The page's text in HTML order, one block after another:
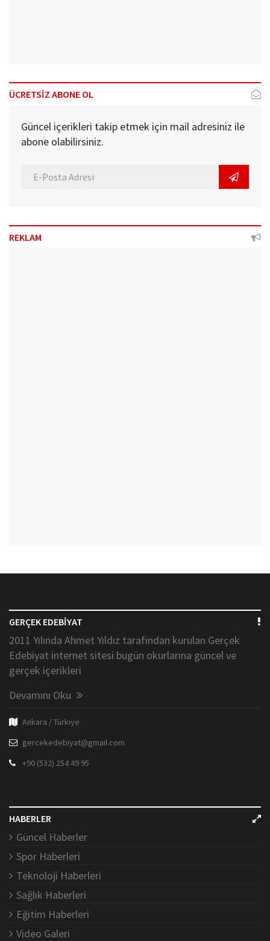
ÜCRETSİZ ABONE OL
Güncel içerikleri takip etmek için mail adresiniz ile
abone olabilirsiniz.
REKLAM
GERÇEK EDEBİYAT
2011 Yılında Ahmet Yıldız tarafından kurulan Gerçek
Edebiyat internet sitesi bugün okurlarına güncel ve
gerçek içerikleri
Devamını Oku
Ankara / Türkiye
gercekedebiyat@gmail.com
+90 (532) 254 49 95
HABERLER
Güncel Haberler
Spor Haberleri
Teknoloji Haberleri
Sağlık Haberleri
Eğitim Haberleri
Video Galeri